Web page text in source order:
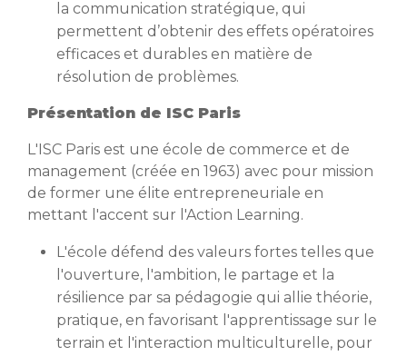
la communication stratégique, qui
permettent d’obtenir des effets opératoires
efficaces et durables en matière de
résolution de problèmes.
Présentation de ISC Paris
L'ISC Paris est une école de commerce et de
management (créée en 1963) avec pour mission
de former une élite entrepreneuriale en
mettant l'accent sur l'Action Learning.
L'école défend des valeurs fortes telles que
l'ouverture, l'ambition, le partage et la
résilience par sa pédagogie qui allie théorie,
pratique, en favorisant l'apprentissage sur le
terrain et l'interaction multiculturelle, pour